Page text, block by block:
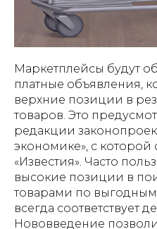
Маркетплейсы будут
платные объявления,
верхние позиции в
товаров. Это
редакции
экономике», с которой
«Известия». Часто
высокие позиции в
товарами по
всегда соответствует
Нововведение